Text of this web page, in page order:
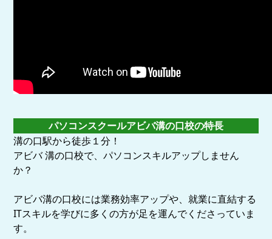
パソコンスクールアビバ溝の口校の特長
溝の口駅から徒歩１分！
アビバ 溝の口校で、パソコンスキルアップしません
か？
アビバ溝の口校には業務効率アップや、就業に直結する
ITスキルを学びに多くの方が足を運んでくださっていま
す。